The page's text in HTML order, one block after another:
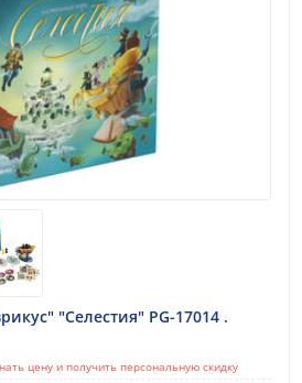
"Селестия" PG-17014 .
цену и получить персональную скидку